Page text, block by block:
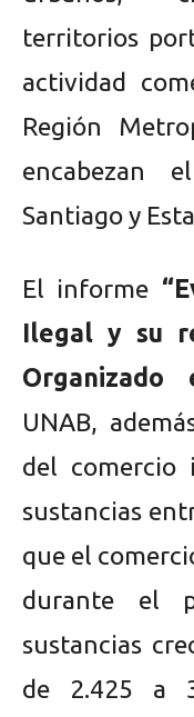
territorios
actividad
Región
encabezan
Santiago y
El informe
Ilegal y su
Organizado
UNAB,
del
sustancias
que el
durante el
sustancias
de 2.425 a